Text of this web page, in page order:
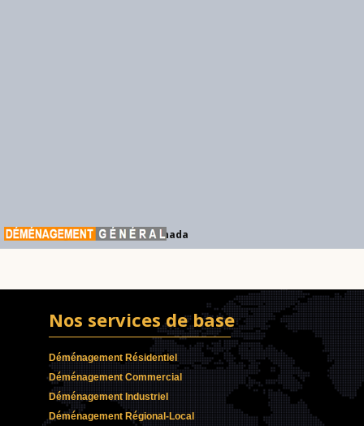
Déménagement Général Canada
Déménagement Résidentiel
Déménagement Commercial
Déménagement Industriel
Déménagement Régional-Local
Nos services de base